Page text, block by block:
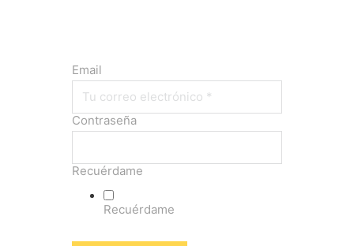
Email
Contraseña
Recuérdame
Recuérdame